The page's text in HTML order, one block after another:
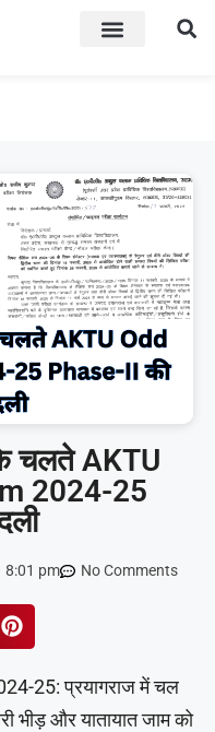
चलते AKTU
2024-25
8:01 pm No Comments
25: प्रयागराज में चल
भीड़ और यातायात जाम को